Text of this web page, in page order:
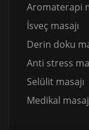
Aromaterapi
İsveç masajı
Derin doku
Anti stress
Selülit masajı
Medikal masaj